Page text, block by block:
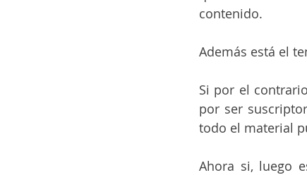
contenido.
Además está el
Si por el
por ser
todo el material
Ahora si, luego